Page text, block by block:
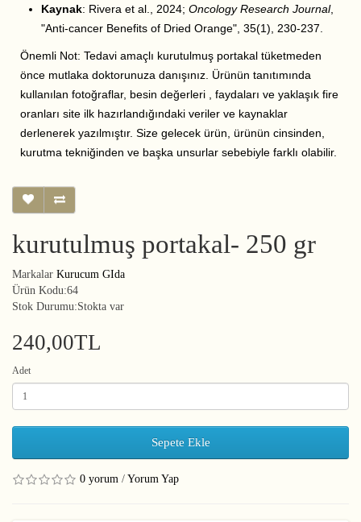
Kaynak: Rivera et al., 2024; Oncology Research Journal,
"Anti-cancer Benefits of Dried Orange", 35(1), 230-237.
Önemli Not: Tedavi amaçlı kurutulmuş portakal tüketmeden
önce mutlaka doktorunuza danışınız. Ürünün tanıtımında
kullanılan fotoğraflar, besin değerleri , faydaları ve yaklaşık fire
oranları site ilk hazırlandığındaki veriler ve kaynaklar
derlenerek yazılmıştır. Size gelecek ürün, ürünün cinsinden,
kurutma tekniğinden ve başka unsurlar sebebiyle farklı olabilir.
kurutulmuş portakal- 250 gr
Markalar Kurucum GIda
Ürün Kodu:64
Stok Durumu:Stokta var
240,00TL
Adet
Sepete Ekle
0 yorum / Yorum Yap